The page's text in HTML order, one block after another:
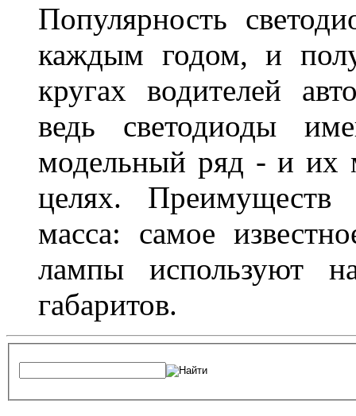
Популярность
каждым годом, и
кругах водителей
ведь светодиоды
модельный ряд - и их
целях.
масса: самое
лампы используют
габаритов.